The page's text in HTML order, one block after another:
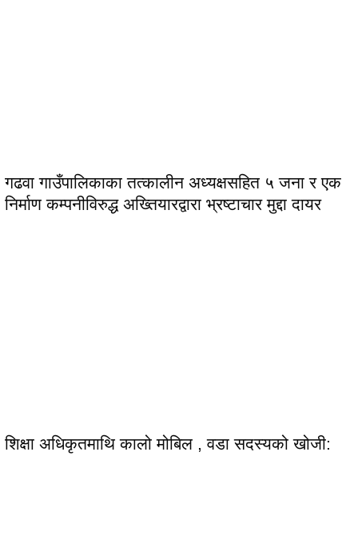
गढवा गाउँपालिकाका तत्कालीन अध्यक्षसहित ५ जना र एक
निर्माण कम्पनीविरुद्ध अख्तियारद्वारा भ्रष्टाचार मुद्दा दायर
शिक्षा अधिकृतमाथि कालो मोबिल , वडा सदस्यको खोजी: